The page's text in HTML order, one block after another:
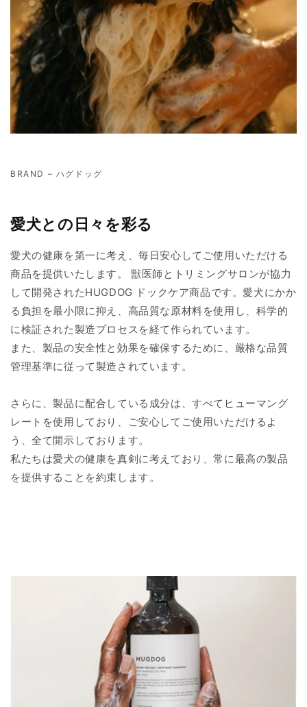
BRAND – ハグドッグ
愛犬との日々を彩る
愛犬の健康を第一に考え、毎日安心してご使用いただける
商品を提供いたします。 獣医師とトリミングサロンが協力
して開発されたHUGDOG ドックケア商品です。愛犬にかか
る負担を最小限に抑え、高品質な原材料を使用し、科学的
に検証された製造プロセスを経て作られています。
また、製品の安全性と効果を確保するために、厳格な品質
管理基準に従って製造されています。
さらに、製品に配合している成分は、すべてヒューマング
レートを使用しており、ご安心してご使用いただけるよ
う、全て開示しております。
私たちは愛犬の健康を真剣に考えており、常に最高の製品
を提供することを約束します。